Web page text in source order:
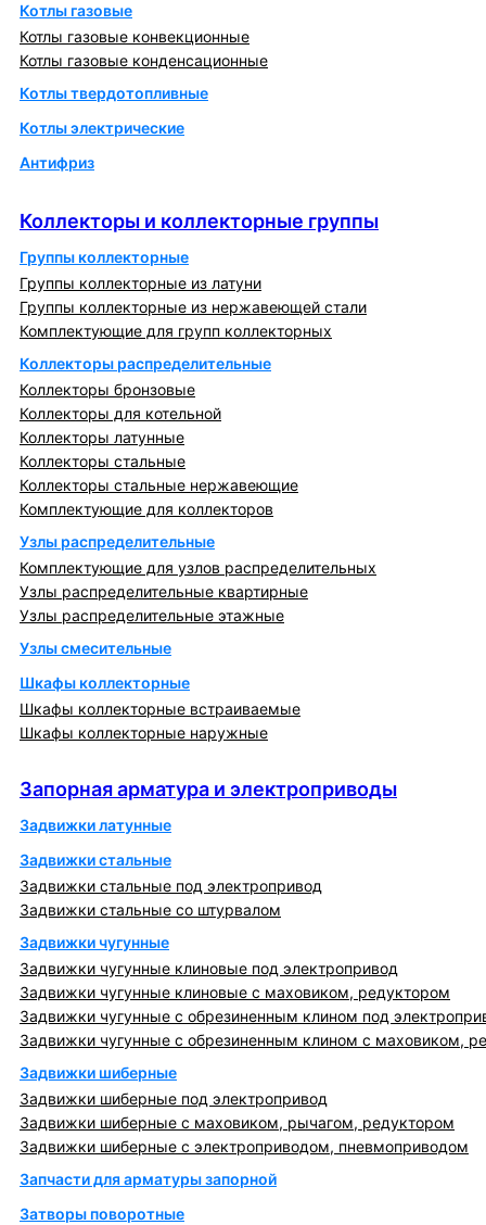
Котлы газовые
Котлы газовые конвекционные
Котлы газовые конденсационные
Котлы твердотопливные
Котлы электрические
Антифриз
Коллекторы и коллекторные группы
Группы коллекторные
Группы коллекторные из латуни
Группы коллекторные из нержавеющей стали
Комплектующие для групп коллекторных
Коллекторы распределительные
Коллекторы бронзовые
Коллекторы для котельной
Коллекторы латунные
Коллекторы стальные
Коллекторы стальные нержавеющие
Комплектующие для коллекторов
Узлы распределительные
Комплектующие для узлов распределительных
Узлы распределительные квартирные
Узлы распределительные этажные
Узлы смесительные
Шкафы коллекторные
Шкафы коллекторные встраиваемые
Шкафы коллекторные наружные
Запорная арматура и электроприводы
Задвижки латунные
Задвижки стальные
Задвижки стальные под электропривод
Задвижки стальные со штурвалом
Задвижки чугунные
Задвижки чугунные клиновые под электропривод
Задвижки чугунные клиновые с маховиком, редуктором
Задвижки чугунные с обрезиненным клином под
Задвижки чугунные с обрезиненным клином с маховиком,
Задвижки шиберные
Задвижки шиберные под электропривод
Задвижки шиберные с маховиком, рычагом, редуктором
Задвижки шиберные с электроприводом, пневмоприводом
Запчасти для арматуры запорной
Затворы поворотные